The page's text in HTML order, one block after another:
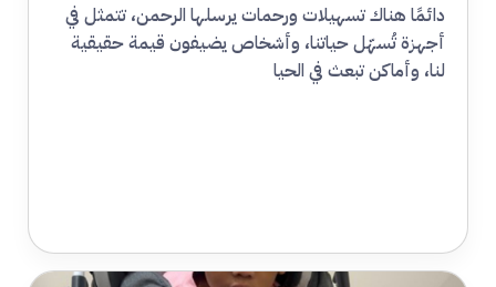
دائمًا هناك تسهيلات ورحمات يرسلها الرحمن، تتمثل في
أجهزة تُسهّل حياتنا، وأشخاص يضيفون قيمة حقيقية
لنا، وأماكن تبعث في الحيا